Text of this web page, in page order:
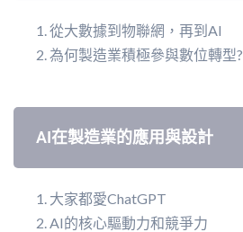
從大數據到物聯網，再到AI
為何製造業積極參與數位轉型?
AI在製造業的應用與設計
大家都愛ChatGPT
AI的核心驅動力和競爭力